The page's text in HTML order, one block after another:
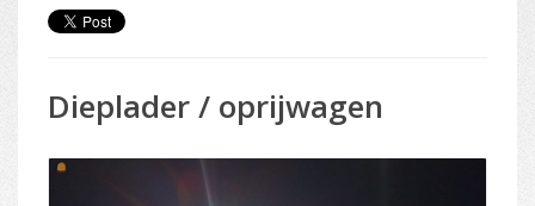
Dieplader / oprijwagen